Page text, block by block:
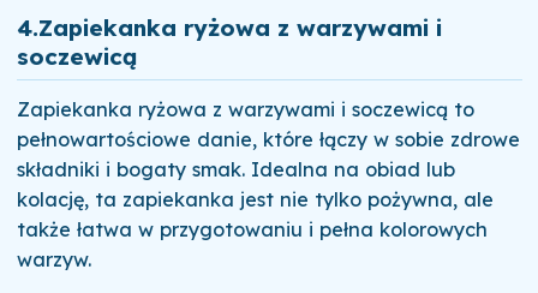
4.Zapiekanka ryżowa z warzywami i
soczewicą
Zapiekanka ryżowa z warzywami i soczewicą to
pełnowartościowe danie, które łączy w sobie zdrowe
składniki i bogaty smak. Idealna na obiad lub
kolację, ta zapiekanka jest nie tylko pożywna, ale
także łatwa w przygotowaniu i pełna kolorowych
warzyw.